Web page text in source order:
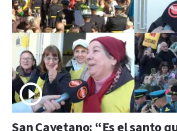
San Cayetano: “Es el santo